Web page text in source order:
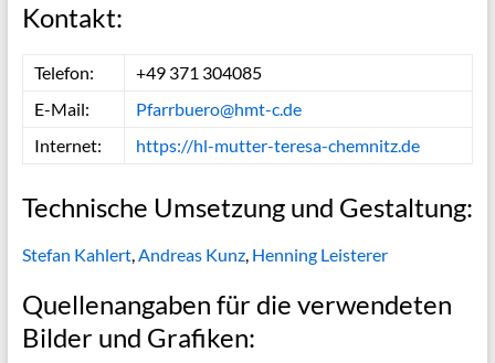
Kontakt:
Telefon:
+49 371 304085
E-Mail:
Pfarrbuero@hmt-c.de
Internet:
https://hl-mutter-teresa-chemnitz.de
Technische Umsetzung und Gestaltung:
Stefan Kahlert,Andreas Kunz, Henning Leisterer
Quellenangaben für die verwendeten
Bilder und Grafiken: